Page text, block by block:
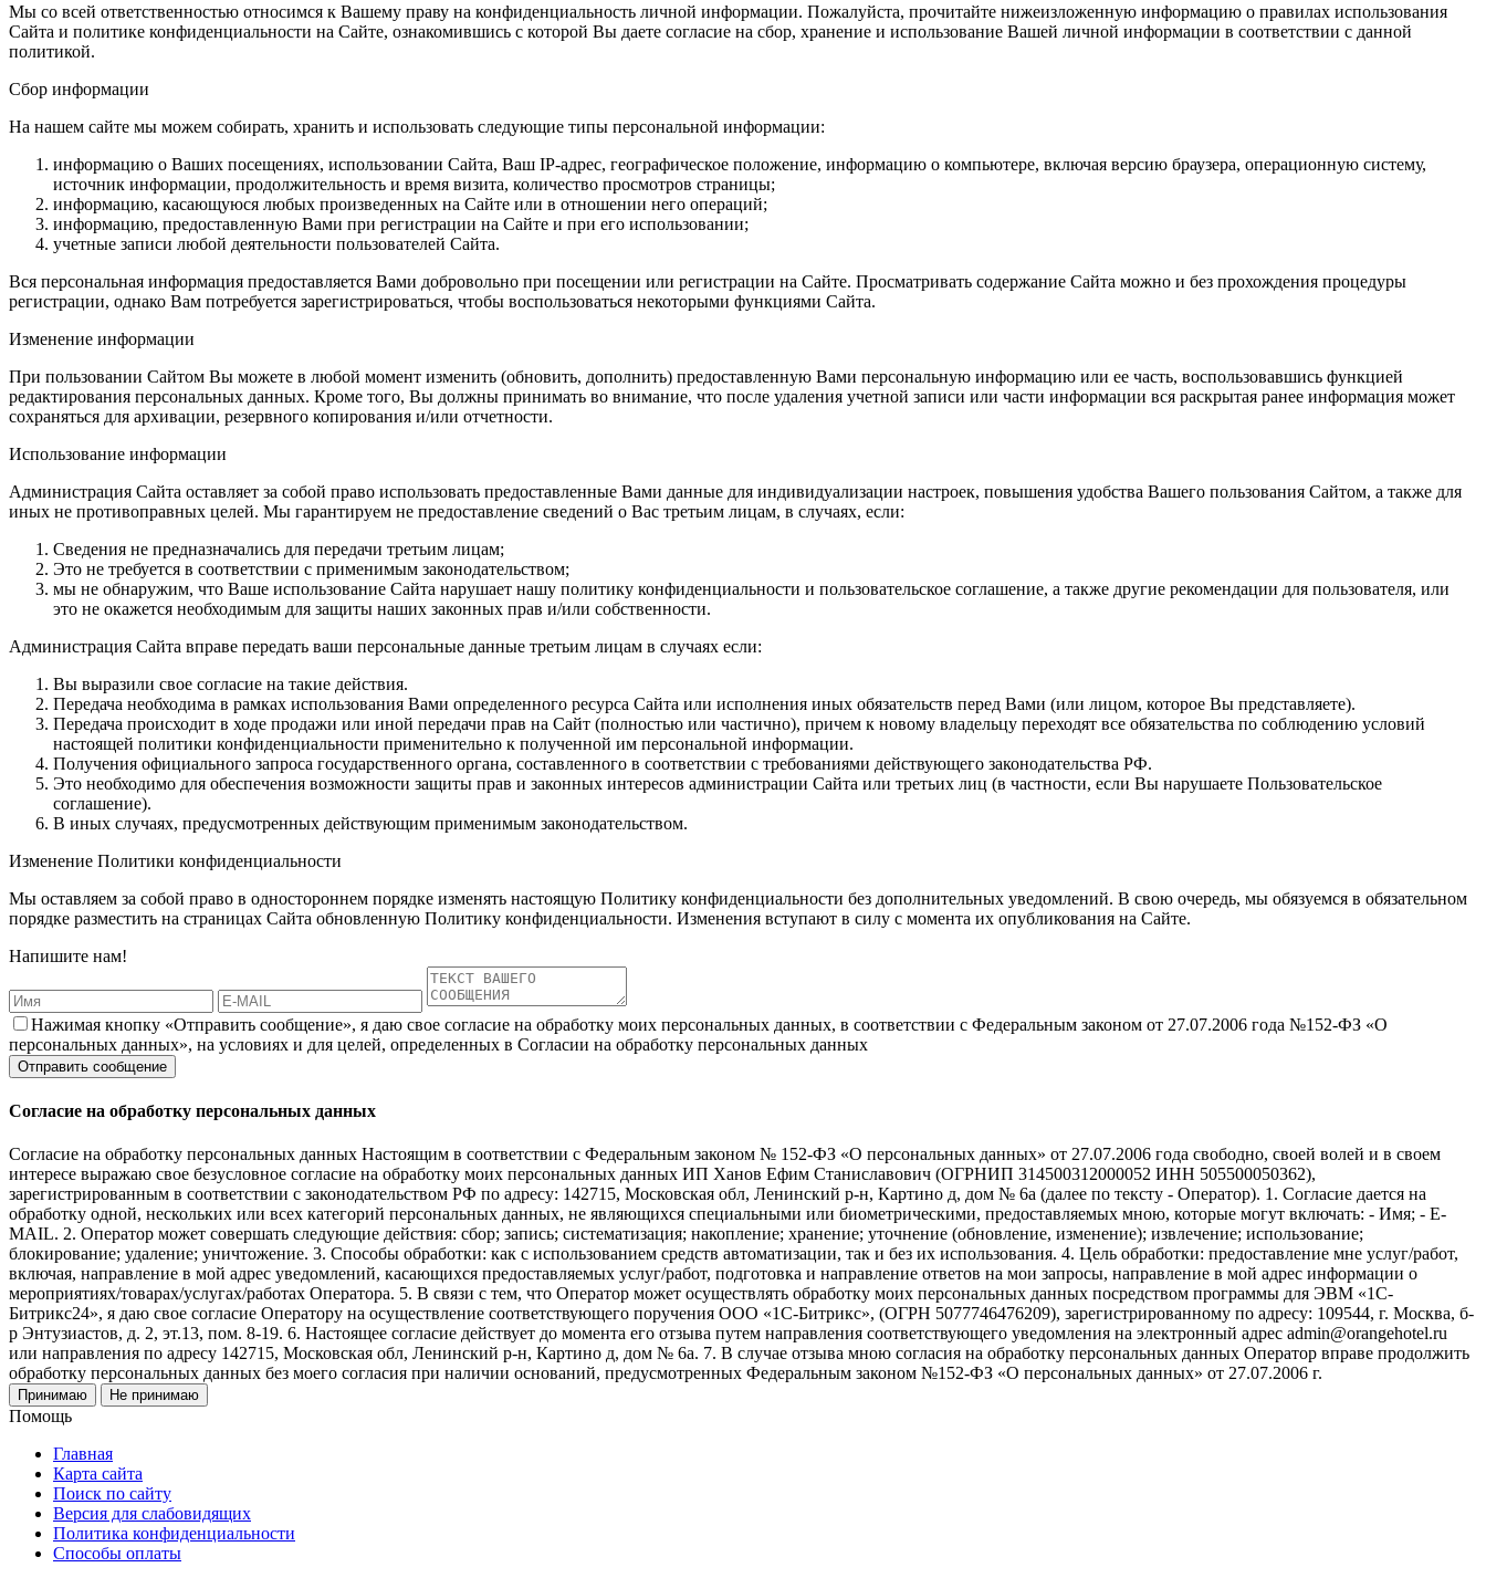
Мы со всей ответственностью относимся к Вашему праву на конфиденциальность личной информации. Пожалуйста, прочитайте нижеизложенную информацию о правилах использования
Сайта и политике конфиденциальности на Сайте, ознакомившись с которой Вы даете согласие на сбор, хранение и использование Вашей личной информации в соответствии с данной
политикой.
Сбор информации
На нашем сайте мы можем собирать, хранить и использовать следующие типы персональной информации:
информацию о Ваших посещениях, использовании Сайта, Ваш IP-адрес, географическое положение, информацию о компьютере, включая версию браузера, операционную систему,
источник информации, продолжительность и время визита, количество просмотров страницы;
информацию, касающуюся любых произведенных на Сайте или в отношении него операций;
информацию, предоставленную Вами при регистрации на Сайте и при его использовании;
учетные записи любой деятельности пользователей Сайта.
Вся персональная информация предоставляется Вами добровольно при посещении или регистрации на Сайте. Просматривать содержание Сайта можно и без прохождения процедуры
регистрации, однако Вам потребуется зарегистрироваться, чтобы воспользоваться некоторыми функциями Сайта.
Изменение информации
При пользовании Сайтом Вы можете в любой момент изменить (обновить, дополнить) предоставленную Вами персональную информацию или ее часть, воспользовавшись функцией
редактирования персональных данных. Кроме того, Вы должны принимать во внимание, что после удаления учетной записи или части информации вся раскрытая ранее информация может
сохраняться для архивации, резервного копирования и/или отчетности.
Использование информации
Администрация Сайта оставляет за собой право использовать предоставленные Вами данные для индивидуализации настроек, повышения удобства Вашего пользования Сайтом, а также для
иных не противоправных целей. Мы гарантируем не предоставление сведений о Вас третьим лицам, в случаях, если:
Сведения не предназначались для передачи третьим лицам;
Это не требуется в соответствии с применимым законодательством;
мы не обнаружим, что Ваше использование Сайта нарушает нашу политику конфиденциальности и пользовательское соглашение, а также другие рекомендации для пользователя, или
это не окажется необходимым для защиты наших законных прав и/или собственности.
Администрация Сайта вправе передать ваши персональные данные третьим лицам в случаях если:
Вы выразили свое согласие на такие действия.
Передача необходима в рамках использования Вами определенного ресурса Сайта или исполнения иных обязательств перед Вами (или лицом, которое Вы представляете).
Передача происходит в ходе продажи или иной передачи прав на Сайт (полностью или частично), причем к новому владельцу переходят все обязательства по соблюдению условий
настоящей политики конфиденциальности применительно к полученной им персональной информации.
Получения официального запроса государственного органа, составленного в соответствии с требованиями действующего законодательства РФ.
Это необходимо для обеспечения возможности защиты прав и законных интересов администрации Сайта или третьих лиц (в частности, если Вы нарушаете Пользовательское
соглашение).
В иных случаях, предусмотренных действующим применимым законодательством.
Изменение Политики конфиденциальности
Мы оставляем за собой право в одностороннем порядке изменять настоящую Политику конфиденциальности без дополнительных уведомлений. В свою очередь, мы обязуемся в обязательном
порядке разместить на страницах Сайта обновленную Политику конфиденциальности. Изменения вступают в силу с момента их опубликования на Сайте.
Напишите нам!
Нажимая кнопку «Отправить сообщение», я даю свое согласие на обработку моих персональных данных, в соответствии с Федеральным законом от 27.07.2006 года №152-ФЗ «О
персональных данных», на условиях и для целей, определенных в Согласии на обработку персональных данных
Согласие на обработку персональных данных
Согласие на обработку персональных данных Настоящим в соответствии с Федеральным законом № 152-ФЗ «О персональных данных» от 27.07.2006 года свободно, своей волей и в своем
интересе выражаю свое безусловное согласие на обработку моих персональных данных ИП Ханов Ефим Станиславович (ОГРНИП 314500312000052 ИНН 505500050362),
зарегистрированным в соответствии с законодательством РФ по адресу: 142715, Московская обл, Ленинский р-н, Картино д, дом № 6а (далее по тексту - Оператор). 1. Согласие дается на
обработку одной, нескольких или всех категорий персональных данных, не являющихся специальными или биометрическими, предоставляемых мною, которые могут включать: - Имя; - E-
MAIL. 2. Оператор может совершать следующие действия: сбор; запись; систематизация; накопление; хранение; уточнение (обновление, изменение); извлечение; использование;
блокирование; удаление; уничтожение. 3. Способы обработки: как с использованием средств автоматизации, так и без их использования. 4. Цель обработки: предоставление мне услуг/работ,
включая, направление в мой адрес уведомлений, касающихся предоставляемых услуг/работ, подготовка и направление ответов на мои запросы, направление в мой адрес информации о
мероприятиях/товарах/услугах/работах Оператора. 5. В связи с тем, что Оператор может осуществлять обработку моих персональных данных посредством программы для ЭВМ «1С-
Битрикс24», я даю свое согласие Оператору на осуществление соответствующего поручения ООО «1С-Битрикс», (ОГРН 5077746476209), зарегистрированному по адресу: 109544, г. Москва, б-
р Энтузиастов, д. 2, эт.13, пом. 8-19. 6. Настоящее согласие действует до момента его отзыва путем направления соответствующего уведомления на электронный адрес admin@orangehotel.ru
или направления по адресу 142715, Московская обл, Ленинский р-н, Картино д, дом № 6а. 7. В случае отзыва мною согласия на обработку персональных данных Оператор вправе продолжить
обработку персональных данных без моего согласия при наличии оснований, предусмотренных Федеральным законом №152-ФЗ «О персональных данных» от 27.07.2006 г.
Принимаю Не принимаю
Помощь
Главная
Карта сайта
Поиск по сайту
Версия для слабовидящих
Политика конфиденциальности
Способы оплаты